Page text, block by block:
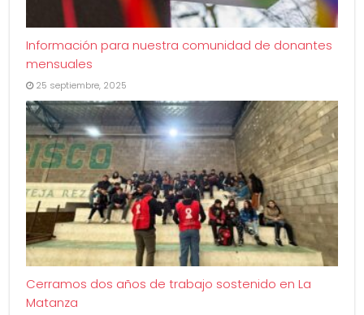
Información para nuestra comunidad de donantes
mensuales
25 septiembre, 2025
Cerramos dos años de trabajo sostenido en La
Matanza